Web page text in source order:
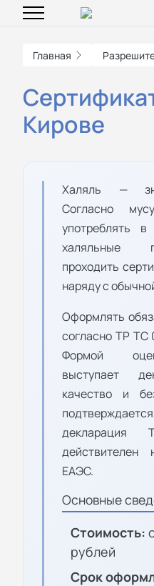
Главная
Кирове
Халяль —
Согласно
употреблять
халяльные
проходить
наряду с
Оформлять
согласно ТР ТС
Формой
выступает
качество и
действителен
ЕАЭС.
Основные
Стоимость:
рублей
Срок